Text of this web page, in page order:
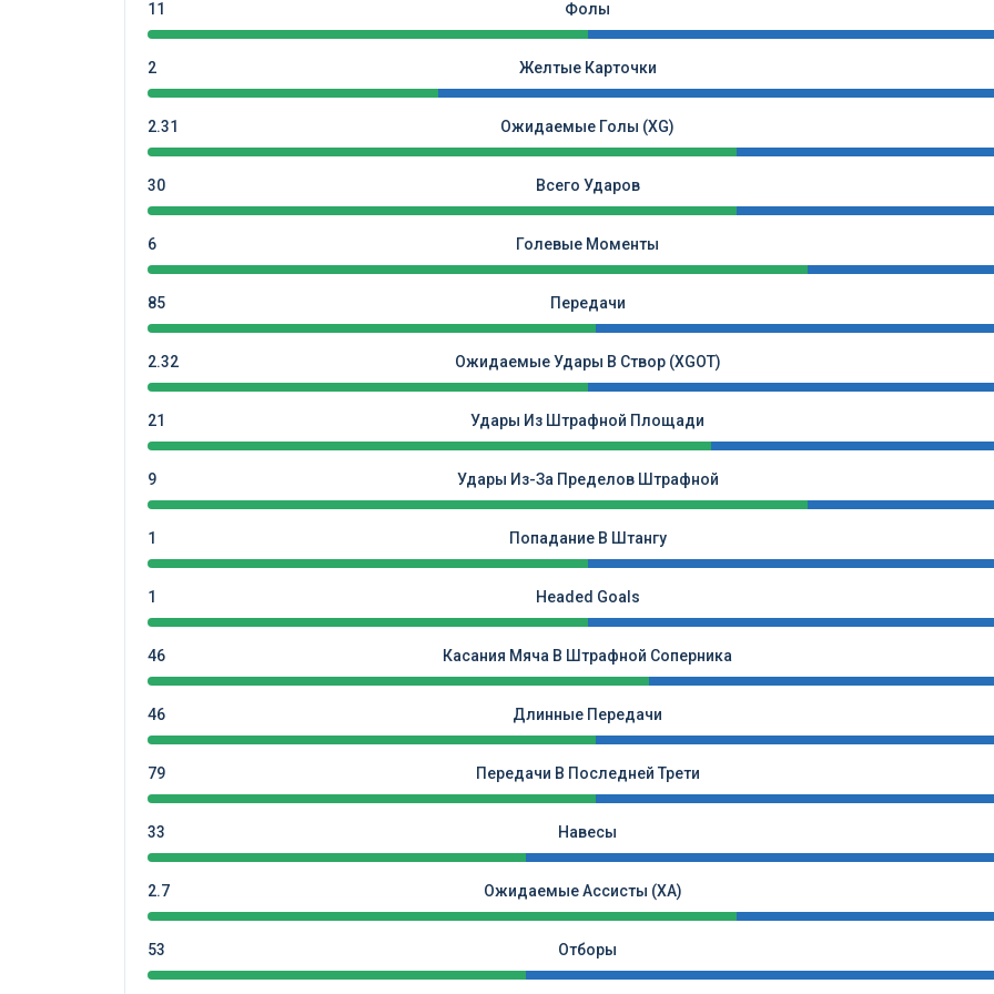
11 Фолы
2 Желтые Карточки
2.31 Ожидаемые Голы (xG)
30 Всего Ударов
6 Голевые Моменты
85 Передачи
2.32 Ожидаемые Удары В Створ (xGOT)
21 Удары Из Штрафной Площади
9 Удары Из-За Пределов Штрафной
1 Попадание В Штангу
1 Headed Goals
46 Касания Мяча В Штрафной Соперника
46 Длинные Передачи
79 Передачи В Последней Трети
33 Навесы
2.7 Ожидаемые Ассисты (xA)
53 Отборы